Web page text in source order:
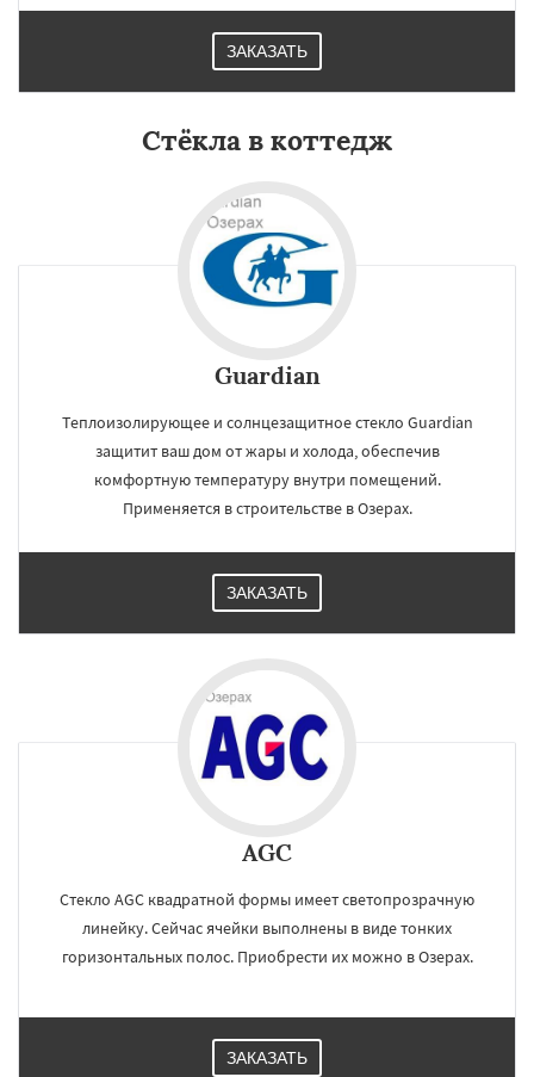
ЗАКАЗАТЬ
Стёкла в коттедж
Guardian
Теплоизолирующее и солнцезащитное стекло Guardian
защитит ваш дом от жары и холода, обеспечив
комфортную температуру внутри помещений.
Применяется в строительстве в Озерах.
ЗАКАЗАТЬ
AGC
Стекло AGC квадратной формы имеет светопрозрачную
линейку. Сейчас ячейки выполнены в виде тонких
горизонтальных полос. Приобрести их можно в Озерах.
ЗАКАЗАТЬ